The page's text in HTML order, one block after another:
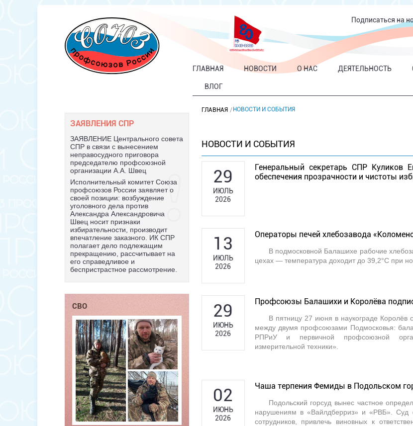
Подписаться на
ГЛАВНАЯ НОВОСТИ О НАС ДЕЯТЕЛЬНОСТЬ
ВЛОГ
ЗАЯВЛЕНИЯ СПР
ЗАЯВЛЕНИЕ Центрального совета
СПР в связи с вынесением
неправосудного приговора
председателю профсоюзной
организации А.А. Швец
Исполнительный комитет Союза
профсоюзов России заявляет о
своей позиции: возбуждение
уголовного дела против
Александра Александровича
Швец носит признаки
избирательности, производит
впечатление заказного. ИК СПР
полагает дело подлежащим
прекращению, рассчитывает на
его справедливое и
беспристрастное рассмотрение.
СВО
ГЛАВНАЯ НОВОСТИ И СОБЫТИЯ
НОВОСТИ И СОБЫТИЯ
29
ИЮЛЬ
2026
Генеральный секретарь СПР Куликов
обеспечения прозрачности и чистоты
13
ИЮЛЬ
2026
Операторы печей хлебозавода
В подмосковной Балашихе рабочие
цехах — температура доходит до 39,2°C при
29
ИЮНЬ
2026
Профсоюзы Балашихи и Королёва
В пятницу 27 июня в наукограде Королёв
между двумя профсоюзами Подмосковья:
РПРиУ и первичной профсоюзной
измерительной техники».
02
ИЮНЬ
2026
Чаша терпения Фемиды в Подольском
Подольский горсуд вынес частное
нарушениям в «Вайлдберриз» и «РВБ». Суд
сотрудников, привлечь виновных к